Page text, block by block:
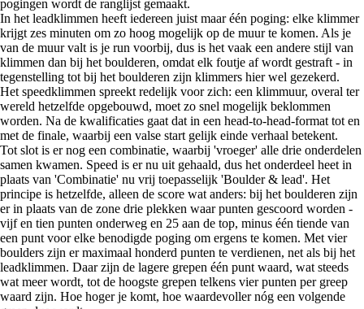
pogingen wordt de ranglijst gemaakt.
In het leadklimmen heeft iedereen juist maar één poging: elke klimmer
krijgt zes minuten om zo hoog mogelijk op de muur te komen. Als je
van de muur valt is je run voorbij, dus is het vaak een andere stijl van
klimmen dan bij het boulderen, omdat elk foutje af wordt gestraft - in
tegenstelling tot bij het boulderen zijn klimmers hier wel gezekerd.
Het speedklimmen spreekt redelijk voor zich: een klimmuur, overal ter
wereld hetzelfde opgebouwd, moet zo snel mogelijk beklommen
worden. Na de kwalificaties gaat dat in een head-to-head-format tot en
met de finale, waarbij een valse start gelijk einde verhaal betekent.
Tot slot is er nog een combinatie, waarbij 'vroeger' alle drie onderdelen
samen kwamen. Speed is er nu uit gehaald, dus het onderdeel heet in
plaats van 'Combinatie' nu vrij toepasselijk 'Boulder & lead'. Het
principe is hetzelfde, alleen de score wat anders: bij het boulderen zijn
er in plaats van de zone drie plekken waar punten gescoord worden -
vijf en tien punten onderweg en 25 aan de top, minus één tiende van
een punt voor elke benodigde poging om ergens te komen. Met vier
boulders zijn er maximaal honderd punten te verdienen, net als bij het
leadklimmen. Daar zijn de lagere grepen één punt waard, wat steeds
wat meer wordt, tot de hoogste grepen telkens vier punten per greep
waard zijn. Hoe hoger je komt, hoe waardevoller nóg een volgende